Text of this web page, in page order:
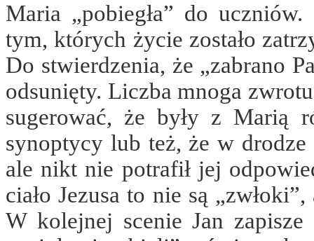
Maria „pobiegła” do
tym, których życie zostało
Do stwierdzenia, że „zabrano
odsunięty. Liczba mnoga
sugerować, że były z Marią
synoptycy lub też, że w drodze
ale nikt nie potrafił jej
ciało Jezusa to nie są
W kolejnej scenie Jan